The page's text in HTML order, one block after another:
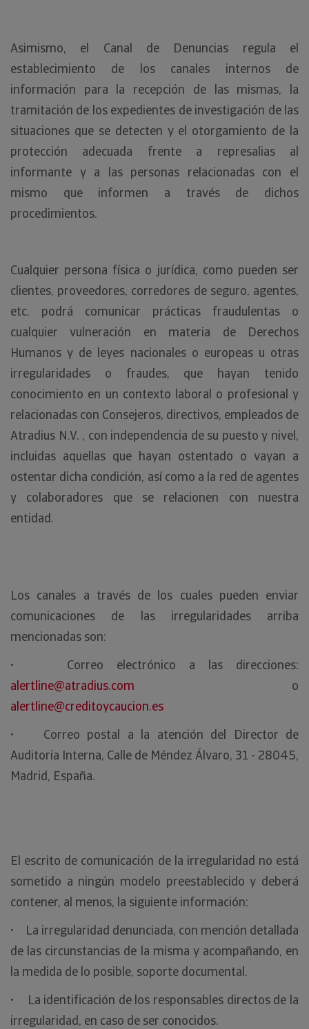
Asimismo, el Canal de Denuncias regula el
establecimiento de los canales internos de
información para la recepción de las mismas, la
tramitación de los expedientes de investigación de las
situaciones que se detecten y el otorgamiento de la
protección adecuada frente a represalias al
informante y a las personas relacionadas con el
mismo que informen a través de dichos
procedimientos.
Cualquier persona física o jurídica, como pueden ser
clientes, proveedores, corredores de seguro, agentes,
etc. podrá comunicar prácticas fraudulentas o
cualquier vulneración en materia de Derechos
Humanos y de leyes nacionales o europeas u otras
irregularidades o fraudes, que hayan tenido
conocimiento en un contexto laboral o profesional y
relacionadas con Consejeros, directivos, empleados de
Atradius N.V. , con independencia de su puesto y nivel,
incluidas aquellas que hayan ostentado o vayan a
ostentar dicha condición, así como a la red de agentes
y colaboradores que se relacionen con nuestra
entidad.
Los canales a través de los cuales pueden enviar
comunicaciones de las irregularidades arriba
mencionadas son:
• Correo electrónico a las direcciones:
alertline@atradius.com o
alertline@creditoycaucion.es
• Correo postal a la atención del Director de
Auditoria Interna, Calle de Méndez Álvaro, 31 - 28045,
Madrid, España.
El escrito de comunicación de la irregularidad no está
sometido a ningún modelo preestablecido y deberá
contener, al menos, la siguiente información:
• La irregularidad denunciada, con mención detallada
de las circunstancias de la misma y acompañando, en
la medida de lo posible, soporte documental.
• La identificación de los responsables directos de la
irregularidad, en caso de ser conocidos.